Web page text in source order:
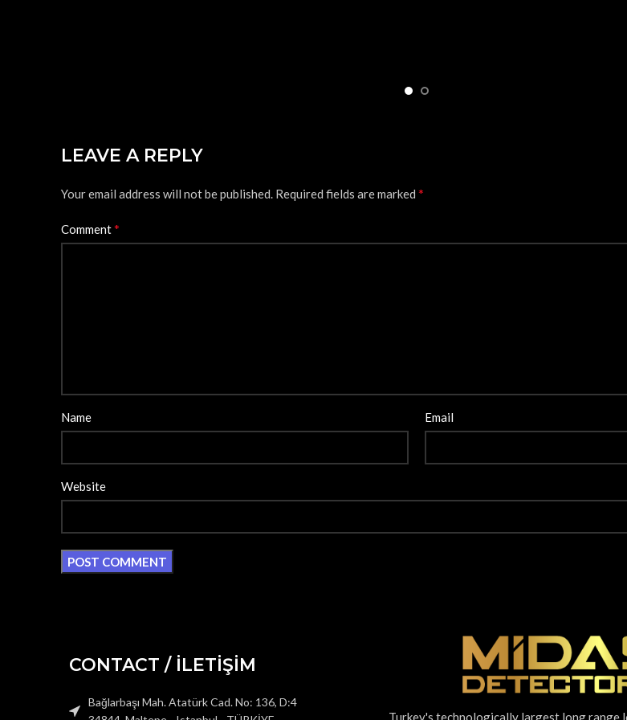
LEAVE A REPLY
Your email address will not be published. Required fields are marked *
Comment*
Name Email
Website
CONTACT / İLETİŞİM
Bağlarbaşı Mah. Atatürk Cad. No: 136, D:4
Turkey's technologically largest long range